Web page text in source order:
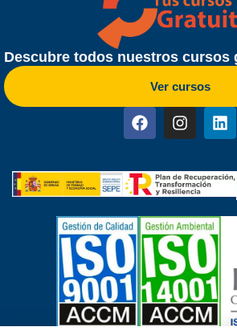
Descubre todos nuestros cursos
Ver cursos